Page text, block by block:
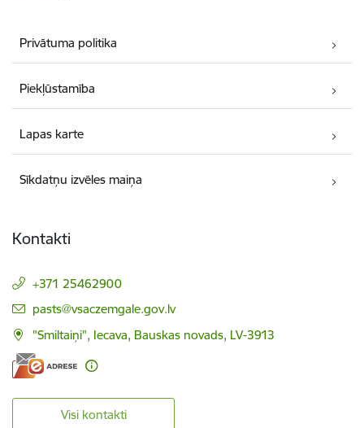
Privātuma politika
Piekļūstamība
Lapas karte
Sīkdatņu izvēles maiņa
Kontakti
+371 25462900
E-pasts:
pasts@vsaczemgale.gov.lv
"Smiltaiņi", Iecava, Bauskas novads, LV-3913
Visi kontakti